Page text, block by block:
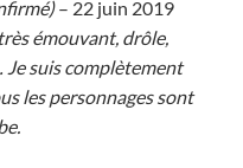
– 22 juin 2019
émouvant, drôle,
suis complètement
les personnages sont